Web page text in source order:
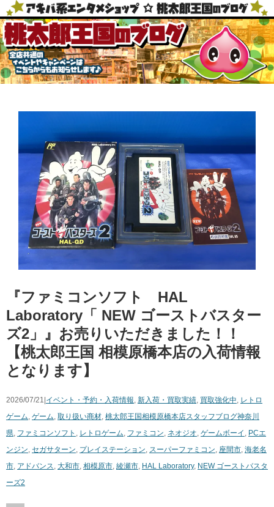
『ファミコンソフト HAL ​
Laboratory「 ​NEW ​ゴーストバスター
ズ2」』お売りいただきました！！
【桃太郎王国 相模原橋本店の入荷情報
となります】
2026/07/21| イベント・予約・入荷情報, 新入荷・買取実績, 買取強化中, レトロ
ゲーム, ゲーム, 取り扱い商材, 桃太郎王国相模原橋本店スタッフブログ神奈川
県, ファミコンソフト , レトロゲーム, ファミコン, ネオジオ, ゲームボーイ , PCエ
ンジン, セガサターン, プレイステーション, スーパーファミコン, 座間市, 海老名
市, アドバンス, 大和市, 相模原市, 綾瀬市, HAL ​Laboratory, NEW ​ゴーストバスタ
ーズ2